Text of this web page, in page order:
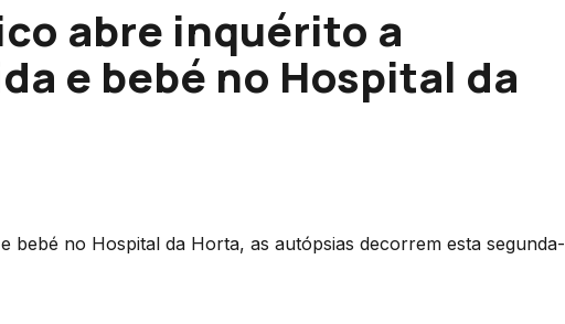
abre inquérito a
e bebé no Hospital da
bebé no Hospital da Horta, as autópsias decorrem esta segunda-